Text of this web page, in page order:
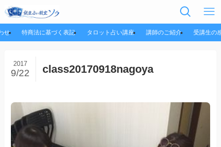
せ 特商法に基づく表記 タロット占い講座 講師のご紹介 受講生の
class20170918nagoya
2017
9/22